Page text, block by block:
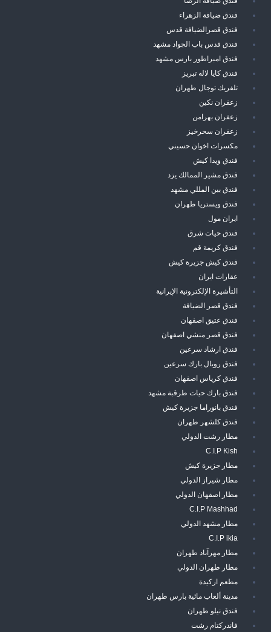
فندق ضيافة الزهراء
فندق قصرالضيافة قدس
فندق قدس باب الجواد مشهد
فندق امبراطور بارس مشهد
فندق كايا لاله تبريز
تلفريك توجال طهران
زعفران نكين
زعفران بهرامن
زعفران سحرخيز
مكسرات اخوان حسيني
فندق ويدا كيش
فندق مشير الممالك يزد
فندق بين المللي مشهد
فندق ويستريا طهران
ايران مول
فندق حيات شرق
فندق كريمة قم
فندق كيش جزيرة كيش
عقارات ايران
التأشيرة الإلكترونية الإيرانية
فندق قصر الضيافة
فندق عتيق اصفهان
فندق قصر منشي اصفهان
فندق ارشاد سرعين
فندق رويال بارك سرعين
فندق كرياس اصفهان
فندق بارك حيات طرقبة مشهد
فندق بانوراما جزيرة كيش
فندق كلشهر طهران
مطار رشت الدولي
C.I.P Kish
مطار جزيرة كيش
مطار شيراز الدولي
مطار اصفهان الدولي
C.I.P Mashhad
مطار مشهد الدولي
C.I.P ikia
مطار مهرآباد طهران
مطار طهران الدولي
مطعم اركيدة
مدينة ألعاب مائية بارس طهران
فندق نيلو طهران
فاندركتام رشت